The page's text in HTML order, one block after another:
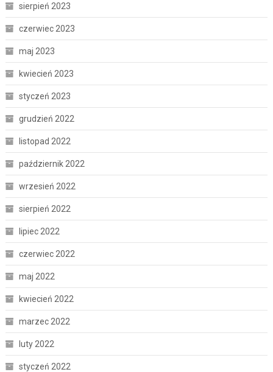
sierpień 2023
czerwiec 2023
maj 2023
kwiecień 2023
styczeń 2023
grudzień 2022
listopad 2022
październik 2022
wrzesień 2022
sierpień 2022
lipiec 2022
czerwiec 2022
maj 2022
kwiecień 2022
marzec 2022
luty 2022
styczeń 2022